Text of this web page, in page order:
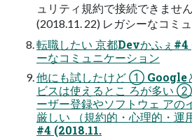
ュリティ規約で接続できませ
(2018.11. 22) レガシーなコミ
転職したい 京都Devかふぇ#4
ーなコミュニケーション
他にも試したけど ①
ビスは使えるとこ ろが多い
ーザー登録やソフトウェ アの
厳しい （規約的・⼼理的・運
#4 (2018.11.